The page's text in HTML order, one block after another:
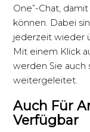
One”-Chat,
können. Dabei
jederzeit wieder
Mit einem Klick
werden Sie auch
weitergeleitet.
Auch Für
Verfügbar